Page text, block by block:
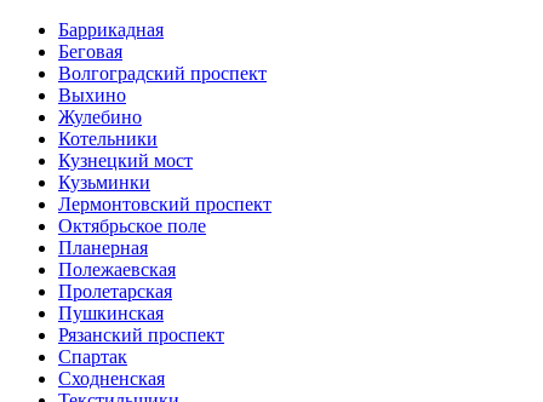
Баррикадная
Беговая
Волгоградский проспект
Выхино
Жулебино
Котельники
Кузнецкий мост
Кузьминки
Лермонтовский проспект
Октябрьское поле
Планерная
Полежаевская
Пролетарская
Пушкинская
Рязанский проспект
Спартак
Сходненская